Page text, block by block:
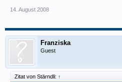
14. August 2008
Franziska
Guest
Zitat von Stärndli: ↑